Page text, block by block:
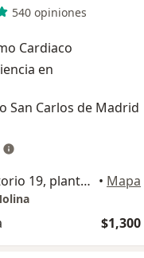
540 opiniones
Cardiaco
en
San Carlos de Madrid
Hospital Angeles, Consultorio 19, planta baja., Chihuahua • Mapa
$1,300